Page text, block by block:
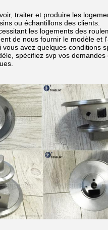
traiter et produire les
ou échantillons des clients.
les logements des
de nous fournir le modèle et
vous avez quelques conditions
spécifiez svp vos demandes